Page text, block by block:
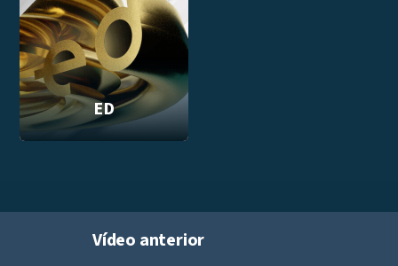
ED
Vídeo anterior